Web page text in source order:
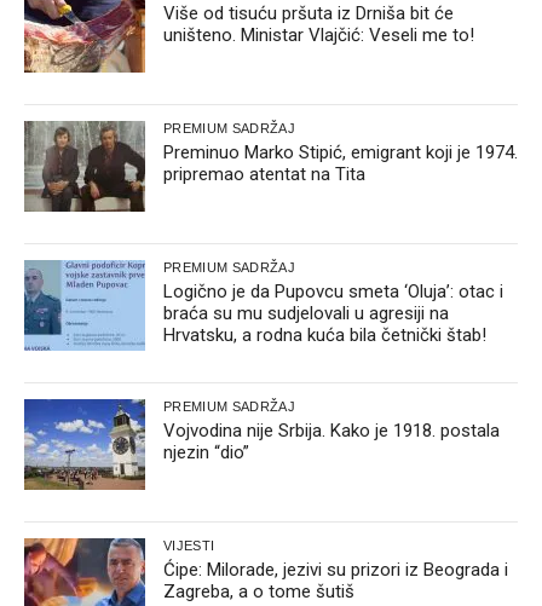
Više od tisuću pršuta iz Drniša bit će
uništeno. Ministar Vlajčić: Veseli me to!
PREMIUM SADRŽAJ
Preminuo Marko Stipić, emigrant koji je 1974.
pripremao atentat na Tita
PREMIUM SADRŽAJ
Logično je da Pupovcu smeta ‘Oluja’: otac i
braća su mu sudjelovali u agresiji na
Hrvatsku, a rodna kuća bila četnički štab!
PREMIUM SADRŽAJ
Vojvodina nije Srbija. Kako je 1918. postala
njezin “dio”
VIJESTI
Ćipe: Milorade, jezivi su prizori iz Beograda i
Zagreba, a o tome šutiš